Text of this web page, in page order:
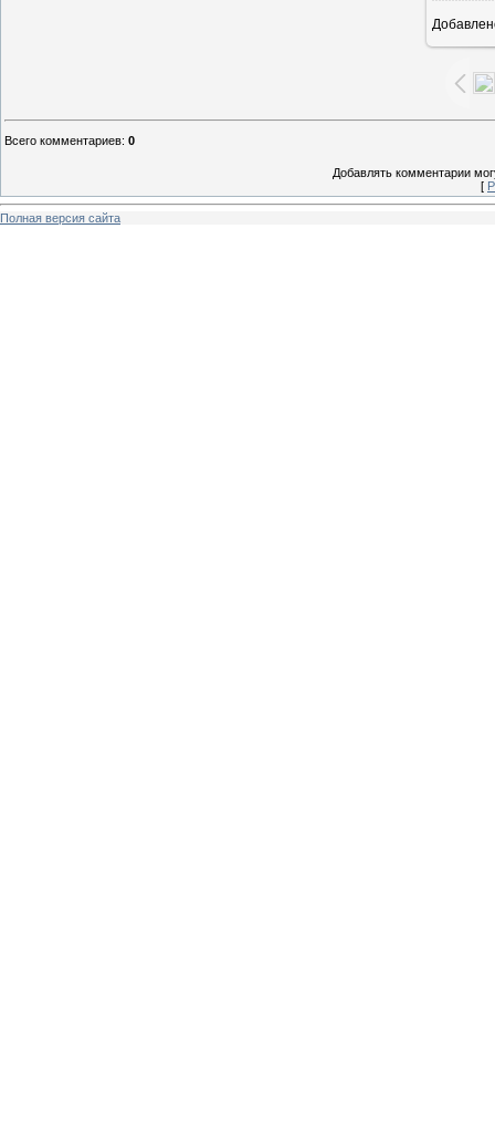
Всего комментариев: 0
Добавлять комментарии
[
Полная версия сайта